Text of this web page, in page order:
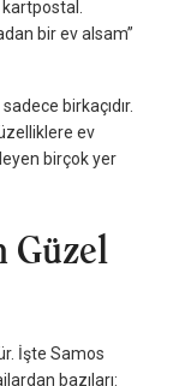
bir ev alsam”
birkaçıdır.
ev
birçok yer
Güzel
İşte Samos
bazıları: